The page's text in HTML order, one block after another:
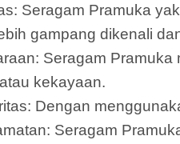
Seragam Pramuka
gampang dikenali
Seragam
kekayaan.
Dengan
Seragam